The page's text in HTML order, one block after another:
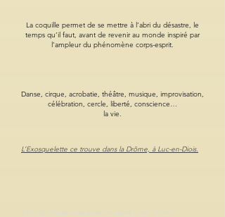
La coquille permet de se mettre à l’abri du désastre, le
temps qu’il faut, avant de revenir au monde inspiré par
l’ampleur du phénomène corps-esprit.
Danse, cirque, acrobatie, théâtre, musique, improvisation,
célébration, cercle, liberté, conscience…
la vie.
L’Exosquelette ce trouve dans la Drôme, à Luc-en-Diois.
L’Exosquelette c’est aussi un esprit : celui d’une